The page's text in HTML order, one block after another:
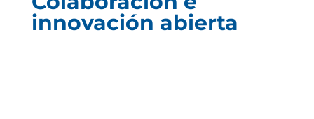
innovación abierta